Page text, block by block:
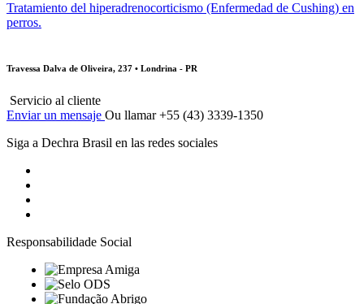
Tratamiento del hiperadrenocorticismo (Enfermedad de Cushing) en
perros.
Travessa Dalva de Oliveira, 237 • Londrina - PR
Servicio al cliente
Enviar un mensaje Ou llamar +55 (43) 3339-1350
Siga a Dechra Brasil en las redes sociales
Responsabilidade Social